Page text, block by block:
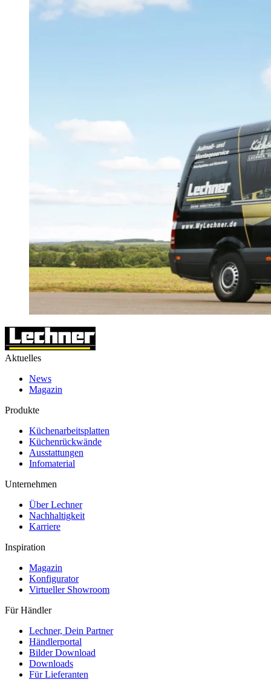
Aktuelles
News
Magazin
Produkte
Küchenarbeitsplatten
Küchenrückwände
Ausstattungen
Infomaterial
Unternehmen
Über Lechner
Nachhaltigkeit
Karriere
Inspiration
Magazin
Konfigurator
Virtueller Showroom
Für Händler
Lechner, Dein Partner
Händlerportal
Bilder Download
Downloads
Für Lieferanten